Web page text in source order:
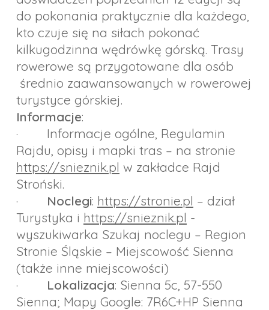
do pokonania praktycznie dla każdego,
kto czuje się na siłach pokonać
kilkugodzinna wędrówkę górską. Trasy
rowerowe są przygotowane dla osób
średnio zaawansowanych w rowerowej
turystyce górskiej.
Informacje:
· Informacje ogólne, Regulamin
Rajdu, opisy i mapki tras – na stronie
https://snieznik.pl w zakładce Rajd
Stroński.
· Noclegi: https://stronie.pl – dział
Turystyka i https://snieznik.pl -
wyszukiwarka Szukaj noclegu – Region
Stronie Śląskie – Miejscowość Sienna
(także inne miejscowości)
· Lokalizacja: Sienna 5c, 57-550
Sienna; Mapy Google: 7R6C+HP Sienna